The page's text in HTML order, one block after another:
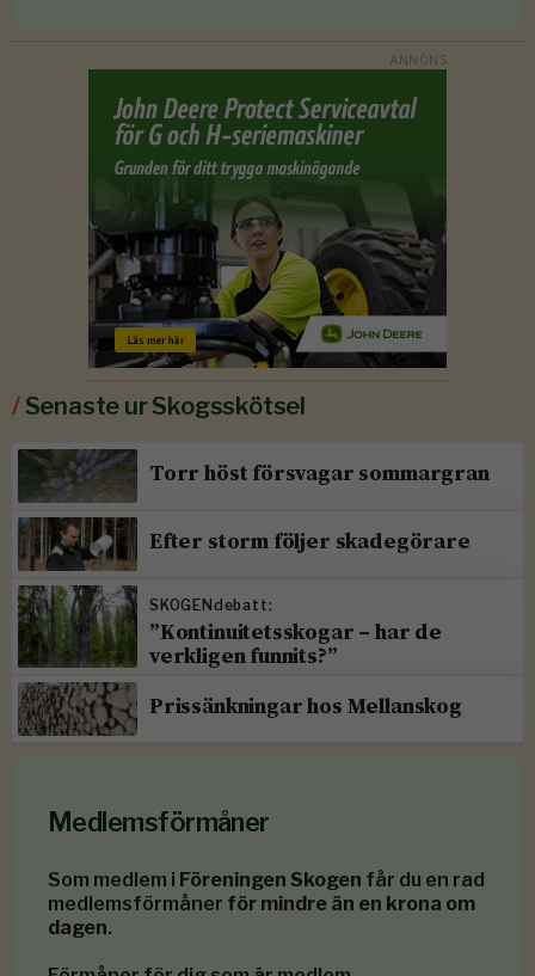
/Senaste ur Skogsskötsel
Torr höst försvagar sommargran
Efter storm följer skadegörare
SKOGENdebatt:
”Kontinuitetsskogar – har de
verkligen funnits?”
Prissänkningar hos Mellanskog
Medlemsförmåner
Som medlem i Föreningen Skogen får du en rad
medlemsförmåner för mindre än en krona om
dagen.